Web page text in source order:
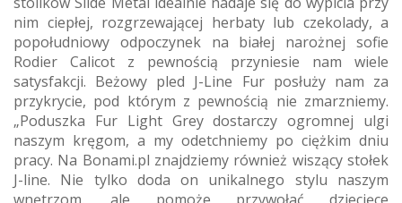
nim ciepłej, rozgrzewającej herbaty lub czekolady, a
popołudniowy odpoczynek na białej narożnej sofie
Rodier Calicot z pewnością przyniesie nam wiele
satysfakcji. Beżowy pled J-Line Fur posłuży nam za
przykrycie, pod którym z pewnością nie zmarzniemy.
„Poduszka Fur Light Grey dostarczy ogromnej ulgi
naszym kręgom, a my odetchniemy po ciężkim dniu
pracy. Na Bonami.pl znajdziemy również wiszący stołek
J-line. Nie tylko doda on unikalnego stylu naszym